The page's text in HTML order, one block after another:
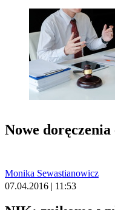
Nowe
Monika Sewastianowicz
07.04.2016 | 11:53